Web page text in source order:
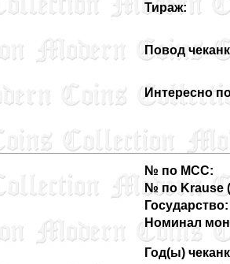
Тираж:
Повод
Интересно
№ по MCC:
№ по Krause
Государство:
Номинал
Год(ы)